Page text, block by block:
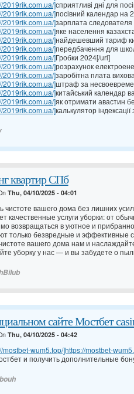
2019rik.com.ua/]сприятливі дні для
2019rik.com.ua/]посівний календар на
2019rik.com.ua/]зарплата следователя
2019rik.com.ua/]яке населення
2019rik.com.ua/]найдешевший тариф
2019rik.com.ua/]передбачення для
2019rik.com.ua/]Гробки 2024[/url]
2019rik.com.ua/]розрахунок
2019rik.com.ua/]заробітна плата
2019rik.com.ua/]штраф за
2019rik.com.ua/]китайський календар
2019rik.com.ua/]як отримати авастин
2019rik.com.ua/]калькулятор
квартир СПб
Thu, 04/10/2025 - 04:01
чистоте вашего дома без лишних
качественные услуги уборки: от
возвращаться в уютное и
только безвредные и эффективные
вашего дома нам и
уборку у нас — и вы забудете о
сайте Мостбет
Thu, 04/10/2025 - 04:42
mostbet-wum5.top/]https://mostbet-
и получить дополнительные